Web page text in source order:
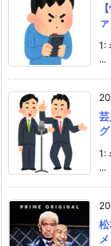
1:
...
1:
...